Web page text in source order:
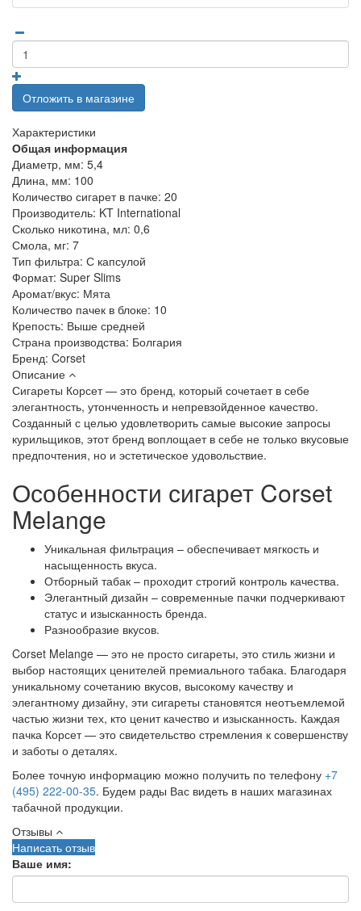
Отложить в магазине
Характеристики
Общая информация
Диаметр, мм: 5,4
Длина, мм: 100
Количество сигарет в пачке: 20
Производитель: KT International
Сколько никотина, мл: 0,6
Смола, мг: 7
Тип фильтра: С капсулой
Формат: Super Slims
Аромат/вкус: Мята
Количество пачек в блоке: 10
Крепость: Выше средней
Страна производства: Болгария
Бренд: Corset
Описание
Сигареты Корсет — это бренд, который сочетает в себе
элегантность, утонченность и непревзойденное качество.
Созданный с целью удовлетворить самые высокие запросы
курильщиков, этот бренд воплощает в себе не только вкусовые
предпочтения, но и эстетическое удовольствие.
Особенности сигарет Corset
Melange
Уникальная фильтрация – обеспечивает мягкость и
насыщенность вкуса.
Отборный табак – проходит строгий контроль качества.
Элегантный дизайн – современные пачки подчеркивают
статус и изысканность бренда.
Разнообразие вкусов.
Corset Melange — это не просто сигареты, это стиль жизни и
выбор настоящих ценителей премиального табака. Благодаря
уникальному сочетанию вкусов, высокому качеству и
элегантному дизайну, эти сигареты становятся неотъемлемой
частью жизни тех, кто ценит качество и изысканность. Каждая
пачка Корсет — это свидетельство стремления к совершенству
и заботы о деталях.
Более точную информацию можно получить по телефону +7
(495) 222-00-35. Будем рады Вас видеть в наших магазинах
табачной продукции.
Отзывы
Написать отзыв
Ваше имя: